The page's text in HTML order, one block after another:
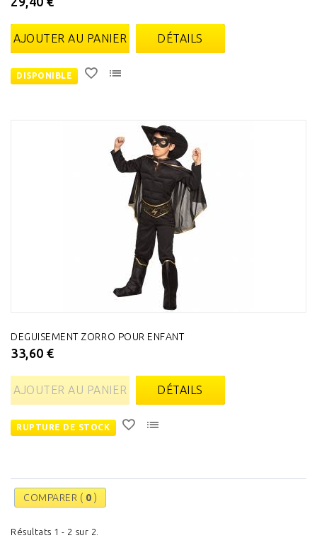
AJOUTER AU PANIER DÉTAILS
DISPONIBLE
DEGUISEMENT ZORRO POUR ENFANT
33,60 €
AJOUTER AU PANIER DÉTAILS
RUPTURE DE STOCK
COMPARER ( 0 )
Résultats 1 - 2 sur 2.